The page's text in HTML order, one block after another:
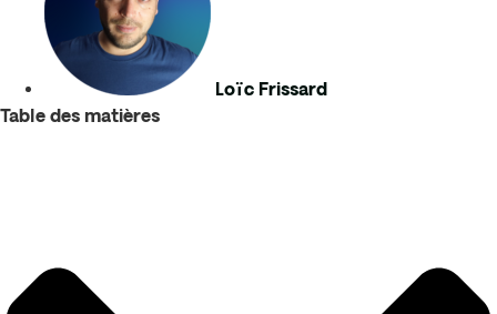
Loïc Frissard
Table des matières